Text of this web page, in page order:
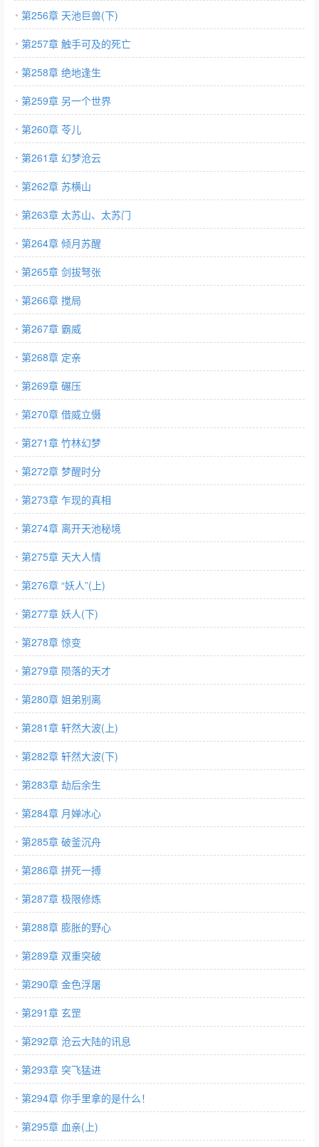
第256章 天池巨兽(下)
第257章 触手可及的死亡
第258章 绝地逢生
第259章 另一个世界
第260章 苓儿
第261章 幻梦沧云
第262章 苏横山
第263章 太苏山、太苏门
第264章 倾月苏醒
第265章 剑拔弩张
第266章 搅局
第267章 霸威
第268章 定亲
第269章 碾压
第270章 借威立慑
第271章 竹林幻梦
第272章 梦醒时分
第273章 乍现的真相
第274章 离开天池秘境
第275章 天大人情
第276章 “妖人”(上)
第277章 妖人(下)
第278章 惊变
第279章 陨落的天才
第280章 姐弟别离
第281章 轩然大波(上)
第282章 轩然大波(下)
第283章 劫后余生
第284章 月婵冰心
第285章 破釜沉舟
第286章 拼死一搏
第287章 极限修炼
第288章 膨胀的野心
第289章 双重突破
第290章 金色浮屠
第291章 玄罡
第292章 沧云大陆的讯息
第293章 突飞猛进
第294章 你手里拿的是什么！
第295章 血亲(上)